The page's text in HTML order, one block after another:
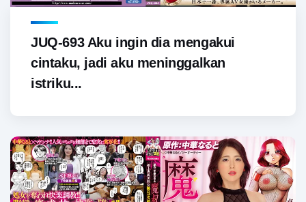
JUQ-693 Aku ingin dia mengakui
cintaku, jadi aku meninggalkan
istriku...